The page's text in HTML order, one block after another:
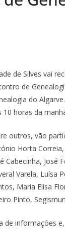
de Silves vai
de
do
10 horas da
outros, vão
Horta
Cabecinha, José
Varela, Luísa
Maria Elisa
Pinto,
informações